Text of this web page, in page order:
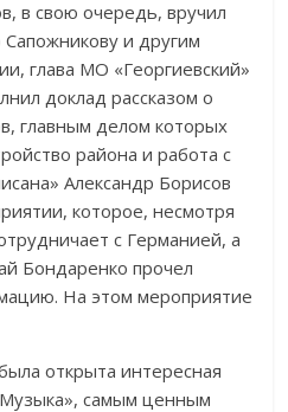
в свою очередь, вручил
и другим
глава МО «Георгиевский»
доклад рассказом о
главным делом которых
района и работа с
Александр Борисов
которое, несмотря
с Германией, а
Бондаренко прочел
На этом мероприятие
открыта интересная
самым ценным